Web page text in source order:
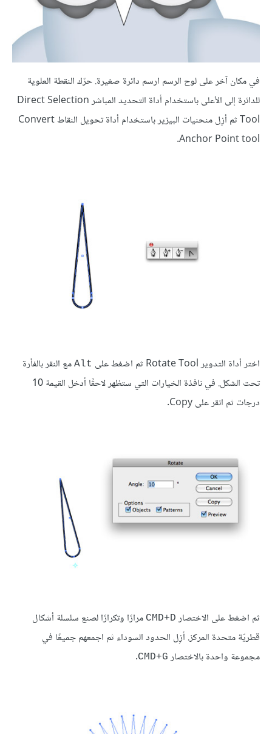
في مكان آخر على لوح الرسم ارسم دائرة صغيرة. حرّك النقطة العلوية
للدائرة إلى الأعلى باستخدام أداة التحديد المباشر Direct Selection
Tool ثم أزِل منحنيات البيزير باستخدام أداة تحويل النقاط Convert
Anchor Point tool.
اختر أداة التدوير Rotate Tool ثم اضغط على Alt مع النقر بالفأرة
تحت الشكل. في نافذة الخيارات التي ستظهر لاحقًا أدخل القيمة 10
درجات ثم انقر على Copy.
ثم اضغط على الاختصار CMD+D مرارًا وتكرارًا لصنع سلسلة أشكال
قطريّة متحدة المركز. أزِل الحدود السوداء ثم اجمعهم جميعًا في
مجموعة واحدة بالاختصار CMD+G
.